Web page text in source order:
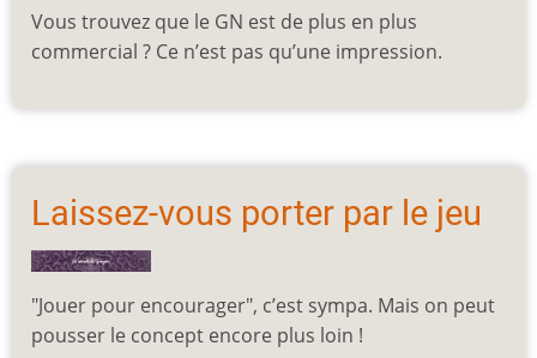
Vous trouvez que le GN est de plus en plus
commercial ? Ce n’est pas qu’une impression.
Laissez-vous porter par le jeu
"Jouer pour encourager", c’est sympa. Mais on peut
pousser le concept encore plus loin !